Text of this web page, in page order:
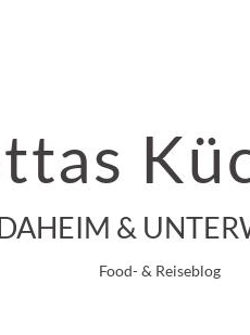
&
Food- & Reiseblog